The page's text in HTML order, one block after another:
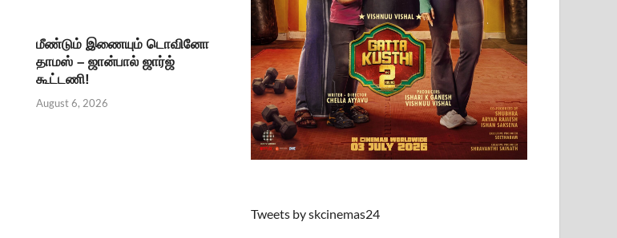
மீண்டும் இணையும் டொவினோ
தாமஸ் – ஜான்பால் ஜார்ஜ்
கூட்டணி!
August 6, 2026
Tweets by skcinemas24